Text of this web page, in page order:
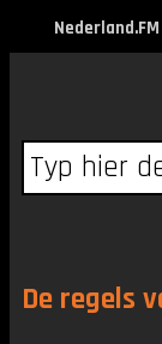
Nederland.FM
De regels